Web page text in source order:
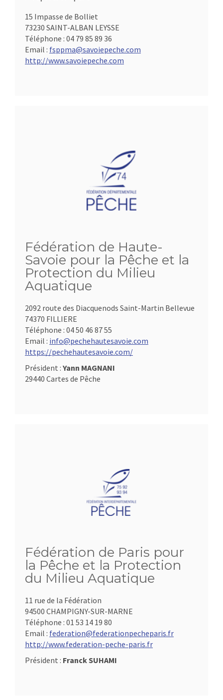
15 Impasse de Bolliet
73230 SAINT-ALBAN LEYSSE
Téléphone : 04 79 85 89 36
Email : fsppma@savoiepeche.com
http://www.savoiepeche.com
Fédération de Haute-
Savoie pour la Pêche et la
Protection du Milieu
Aquatique
2092 route des Diacquenods Saint-Martin Bellevue
74370 FILLIERE
Téléphone : 04 50 46 87 55
Email : info@pechehautesavoie.com
https://pechehautesavoie.com/
Président : Yann MAGNANI
29440 Cartes de Pêche
Fédération de Paris pour
la Pêche et la Protection
du Milieu Aquatique
11 rue de la Fédération
94500 CHAMPIGNY-SUR-MARNE
Téléphone : 01 53 14 19 80
Email : federation@federationpecheparis.fr
http://www.federation-peche-paris.fr
Président : Franck SUHAMI